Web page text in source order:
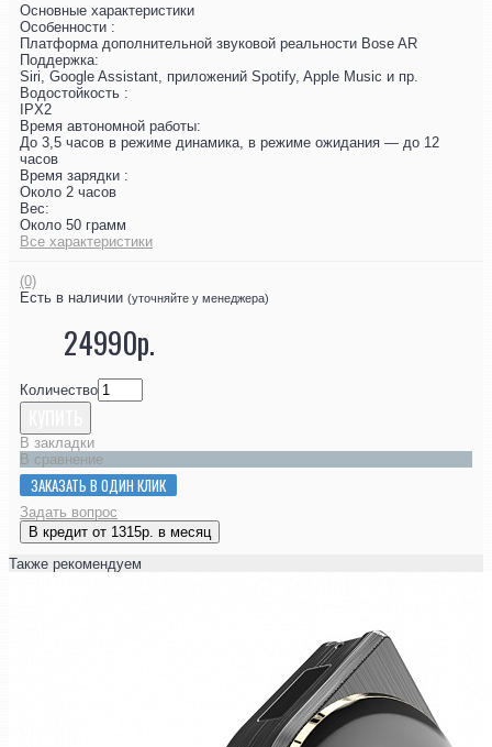
Основные характеристики
Особенности :
Платформа дополнительной звуковой реальности Bose AR
Поддержка:
Siri, Google Assistant, приложений Spotify, Apple Music и пр.
Водостойкость :
IPX2
Время автономной работы:
До 3,5 часов в режиме динамика, в режиме ожидания — до 12
часов
Время зарядки :
Около 2 часов
Вес:
Около 50 грамм
Все характеристики
(0)
Есть в наличии (уточняйте у менеджера)
24990р.
Количество
В закладки
В сравнение
ЗАКАЗАТЬ В ОДИН КЛИК
Задать вопрос
В кредит от 1315р. в месяц
Также рекомендуем